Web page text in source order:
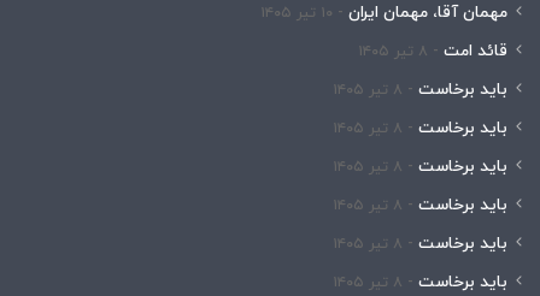
مهمان آقا، مهمان ایران ۱۰ تیر ۱۴۰۵
قائد امت ۸ تیر ۱۴۰۵
باید برخاست ۸ تیر ۱۴۰۵
باید برخاست ۸ تیر ۱۴۰۵
باید برخاست ۸ تیر ۱۴۰۵
باید برخاست ۸ تیر ۱۴۰۵
باید برخاست ۸ تیر ۱۴۰۵
باید برخاست ۸ تیر ۱۴۰۵